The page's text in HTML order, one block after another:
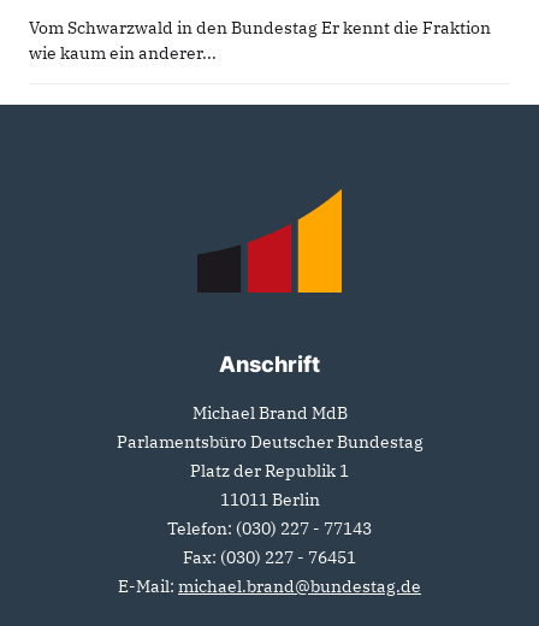
Vom Schwarzwald in den Bundestag Er kennt die Fraktion
wie kaum ein anderer...
Anschrift
Michael Brand MdB
Parlamentsbüro Deutscher Bundestag
Platz der Republik 1
11011Berlin
Telefon: (030) 227 - 77143
Fax: (030) 227 - 76451
E-Mail: michael.brand@bundestag.de